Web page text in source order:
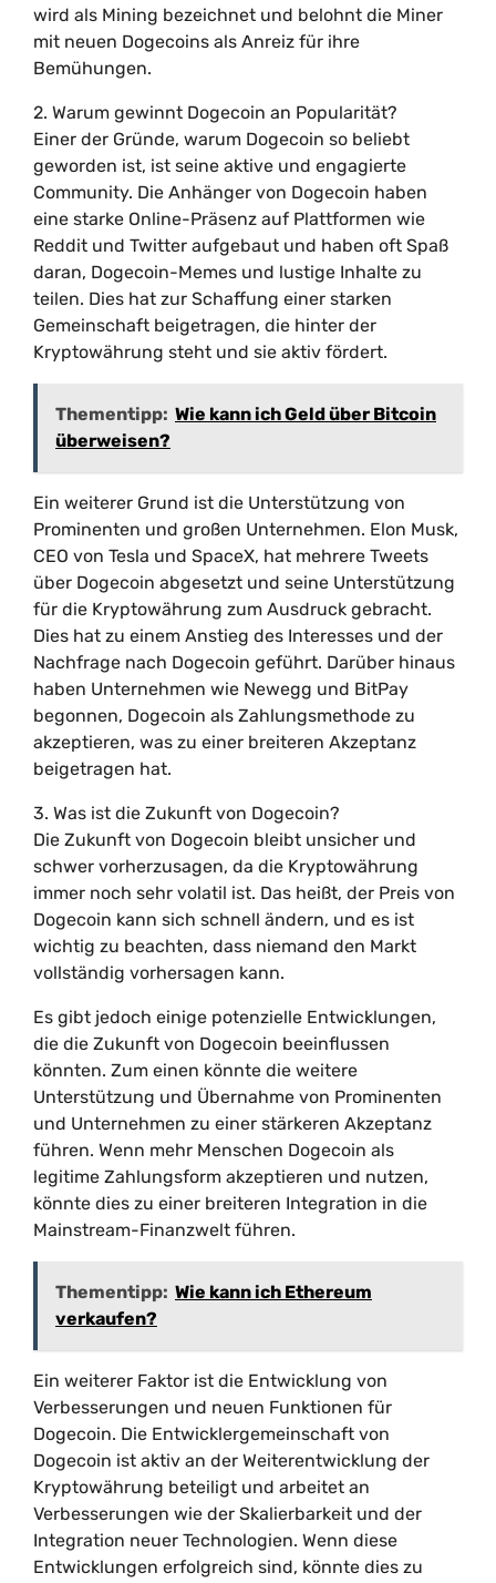
wird als Mining bezeichnet und belohnt die Miner
mit neuen Dogecoins als Anreiz für ihre
Bemühungen.
2. Warum gewinnt Dogecoin an Popularität?
Einer der Gründe, warum Dogecoin so beliebt
geworden ist, ist seine aktive und engagierte
Community. Die Anhänger von Dogecoin haben
eine starke Online-Präsenz auf Plattformen wie
Reddit und Twitter aufgebaut und haben oft Spaß
daran, Dogecoin-Memes und lustige Inhalte zu
teilen. Dies hat zur Schaffung einer starken
Gemeinschaft beigetragen, die hinter der
Kryptowährung steht und sie aktiv fördert.
Thementipp: Wie kann ich Geld über Bitcoin
überweisen?
Ein weiterer Grund ist die Unterstützung von
Prominenten und großen Unternehmen. Elon Musk,
CEO von Tesla und SpaceX, hat mehrere Tweets
über Dogecoin abgesetzt und seine Unterstützung
für die Kryptowährung zum Ausdruck gebracht.
Dies hat zu einem Anstieg des Interesses und der
Nachfrage nach Dogecoin geführt. Darüber hinaus
haben Unternehmen wie Newegg und BitPay
begonnen, Dogecoin als Zahlungsmethode zu
akzeptieren, was zu einer breiteren Akzeptanz
beigetragen hat.
3. Was ist die Zukunft von Dogecoin?
Die Zukunft von Dogecoin bleibt unsicher und
schwer vorherzusagen, da die Kryptowährung
immer noch sehr volatil ist. Das heißt, der Preis von
Dogecoin kann sich schnell ändern, und es ist
wichtig zu beachten, dass niemand den Markt
vollständig vorhersagen kann.
Es gibt jedoch einige potenzielle Entwicklungen,
die die Zukunft von Dogecoin beeinflussen
könnten. Zum einen könnte die weitere
Unterstützung und Übernahme von Prominenten
und Unternehmen zu einer stärkeren Akzeptanz
führen. Wenn mehr Menschen Dogecoin als
legitime Zahlungsform akzeptieren und nutzen,
könnte dies zu einer breiteren Integration in die
Mainstream-Finanzwelt führen.
Thementipp: Wie kann ich Ethereum
verkaufen?
Ein weiterer Faktor ist die Entwicklung von
Verbesserungen und neuen Funktionen für
Dogecoin. Die Entwicklergemeinschaft von
Dogecoin ist aktiv an der Weiterentwicklung der
Kryptowährung beteiligt und arbeitet an
Verbesserungen wie der Skalierbarkeit und der
Integration neuer Technologien. Wenn diese
Entwicklungen erfolgreich sind, könnte dies zu